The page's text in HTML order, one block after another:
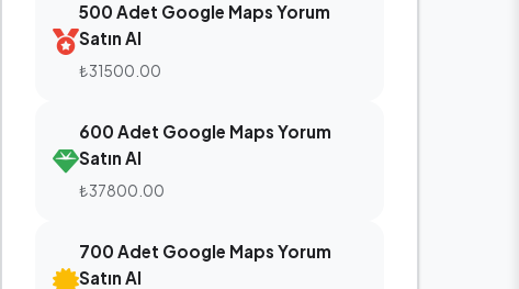
500 Adet Google Maps Yorum
Satın Al
₺31500.00
600 Adet Google Maps Yorum
Satın Al
₺37800.00
700 Adet Google Maps Yorum
Satın Al